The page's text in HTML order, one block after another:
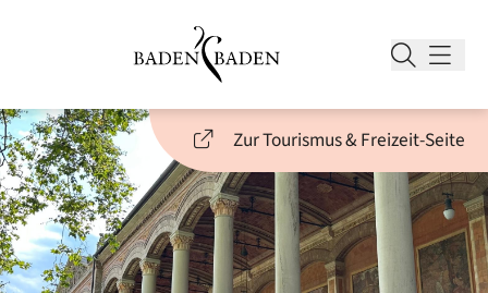
Zur Tourismus & Freizeit-Seite